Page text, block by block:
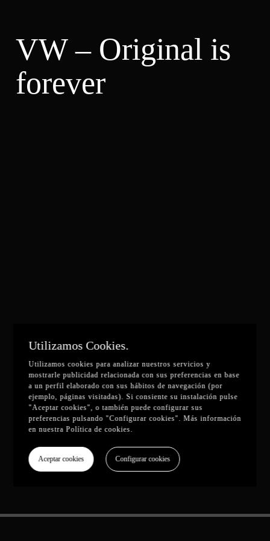
VW – Original is
forever
Utilizamos Cookies.
Utilizamos cookies para analizar nuestros servicios y
mostrarle publicidad relacionada con sus preferencias en base
a un perfil elaborado con sus hábitos de navegación (por
ejemplo, páginas visitadas). Si consiente su instalación pulse
"Aceptar cookies", o también puede configurar sus
preferencias pulsando "Configurar cookies". Más información
en nuestraPolítica de cookies.
Aceptar cookies Configurar cookies